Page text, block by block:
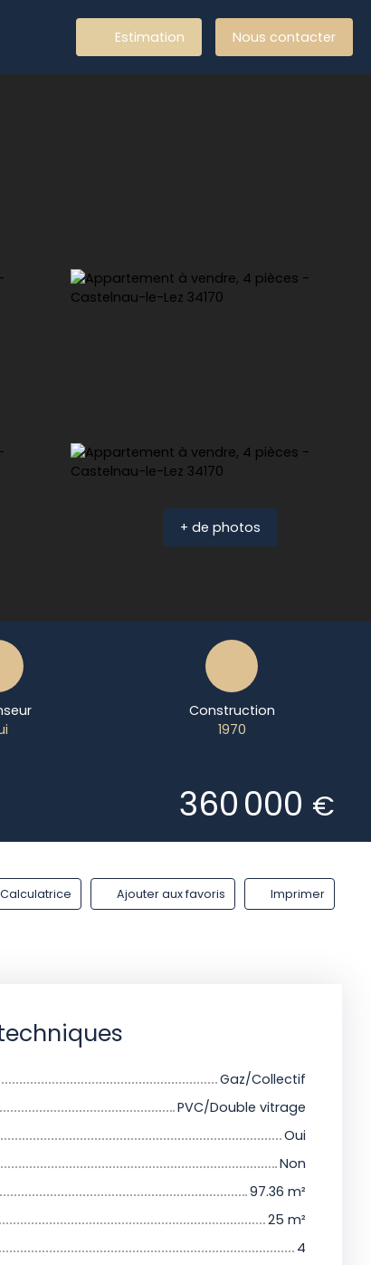
Estimation Nous contacter
+ de photos
Construction
1970
360 000 €
Calculatrice Ajouter aux favoris Imprimer
Gaz/Collectif
PVC/Double vitrage
Oui
Non
97.36 m²
25 m²
4